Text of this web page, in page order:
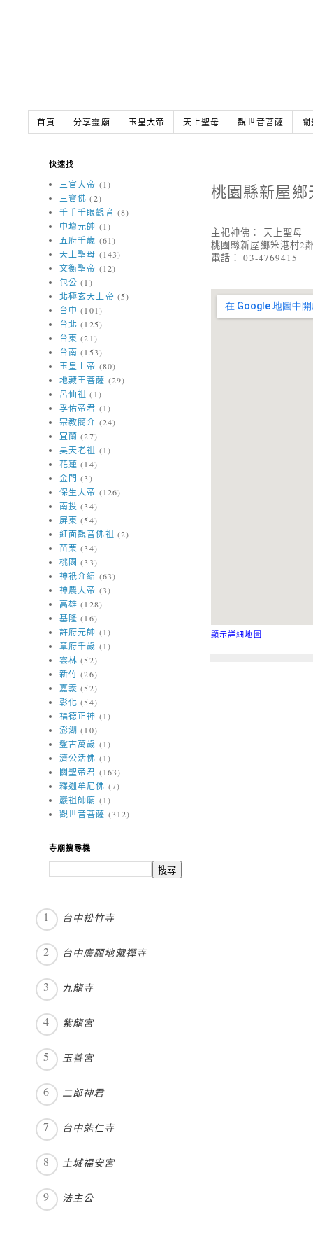
首頁 分享靈廟 玉皇大帝 天上聖母 觀世音菩薩
桃園縣新屋鄉
主祀神佛： 天上聖母
桃園縣新屋鄉笨港村2
電話： 03-4769415
顯示詳細地圖
快速找
三官大帝 (1)
三寶佛 (2)
千手千眼觀音 (8)
中壇元帥 (1)
五府千歲 (61)
天上聖母 (143)
文衡聖帝 (12)
包公 (1)
北極玄天上帝 (5)
台中 (101)
台北 (125)
台東 (21)
台南 (153)
玉皇上帝 (80)
地藏王菩薩 (29)
呂仙祖 (1)
孚佑帝君 (1)
宗教簡介 (24)
宜蘭 (27)
昊天老祖 (1)
花蓮 (14)
金門 (3)
保生大帝 (126)
南投 (34)
屏東 (54)
紅面觀音佛祖 (2)
苗栗 (34)
桃園 (33)
神衹介紹 (63)
神農大帝 (3)
高雄 (128)
基隆 (16)
許府元帥 (1)
章府千歲 (1)
雲林 (52)
新竹 (26)
嘉義 (52)
彰化 (54)
福德正神 (1)
澎湖 (10)
盤古萬歲 (1)
濟公活佛 (1)
關聖帝君 (163)
釋迦牟尼佛 (7)
巖祖師廟 (1)
觀世音菩薩 (312)
寺廟搜尋機
台中松竹寺
台中廣願地藏禪寺
九龍寺
紫龍宮
玉善宮
二郎神君
台中能仁寺
土城福安宮
法主公